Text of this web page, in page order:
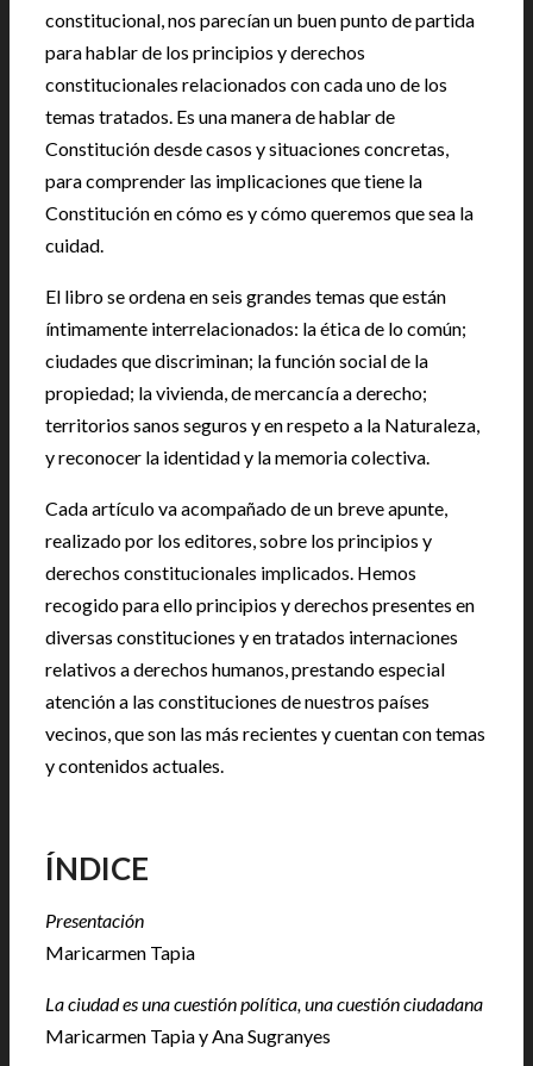
constitucional, nos parecían un buen punto de partida
para hablar de los principios y derechos
constitucionales relacionados con cada uno de los
temas tratados. Es una manera de hablar de
Constitución desde casos y situaciones concretas,
para comprender las implicaciones que tiene la
Constitución en cómo es y cómo queremos que sea la
cuidad.
El libro se ordena en seis grandes temas que están
íntimamente interrelacionados: la ética de lo común;
ciudades que discriminan; la función social de la
propiedad; la vivienda, de mercancía a derecho;
territorios sanos seguros y en respeto a la Naturaleza,
y reconocer la identidad y la memoria colectiva.
Cada artículo va acompañado de un breve apunte,
realizado por los editores, sobre los principios y
derechos constitucionales implicados. Hemos
recogido para ello principios y derechos presentes en
diversas constituciones y en tratados internaciones
relativos a derechos humanos, prestando especial
atención a las constituciones de nuestros países
vecinos, que son las más recientes y cuentan con temas
y contenidos actuales.
ÍNDICE
Presentación
Maricarmen Tapia
La ciudad es una cuestión política, una cuestión ciudadana
Maricarmen Tapia y Ana Sugranyes